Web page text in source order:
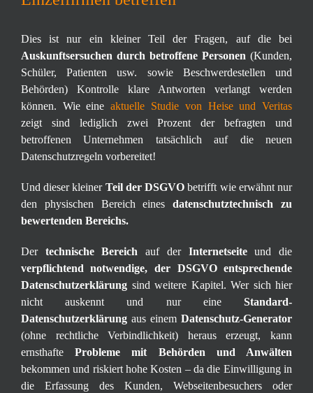
Dies ist nur ein kleiner Teil der Fragen, auf die bei
Auskunftsersuchen durch betroffene Personen(Kunden,
Schüler, Patienten usw. sowie Beschwerdestellen und
Behörden) Kontrolle klare Antworten verlangt werden
können. Wie eineaktuelle Studie von Heise und Veritas
zeigtsind lediglich zwei Prozent der befragten und
betroffenen Unternehmen tatsächlich auf die neuen
Datenschutzregeln vorbereitet!
Und dieser kleiner Teil der DSGVO betrifft wie erwähnt nur
den physischen Bereich einesdatenschutztechnisch zu
bewertenden Bereichs.
Der technische Bereich auf der Internetseiteund die
verpflichtend notwendige, der DSGVO entsprechende
Datenschutzerklärung sind weitere Kapitel. Wer sich hier
nicht auskennt und nur eineStandard-
Datenschutzerklärungaus einemDatenschutz-Generator
(ohne rechtliche Verbindlichkeit) heraus erzeugt, kann
ernsthafteProbleme mit Behörden und Anwälten
bekommen und riskiert hohe Kosten – da die Einwilligung in
die Erfassung des Kunden, Webseitenbesuchers oder